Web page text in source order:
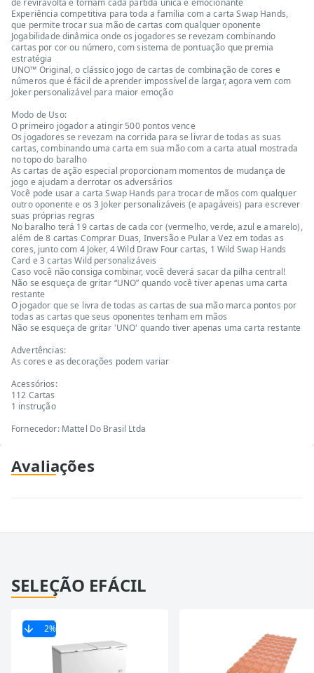
Experiência competitiva para toda a família com a carta Swap Hands,
que permite trocar sua mão de cartas com qualquer oponente
Jogabilidade dinâmica onde os jogadores se revezam combinando
cartas por cor ou número, com sistema de pontuação que premia
estratégia
UNO™ Original, o clássico jogo de cartas de combinação de cores e
números que é fácil de aprender impossível de largar, agora vem com
Joker personalizável ​​para maior emoção
Modo de Uso:
O primeiro jogador a atingir 500 pontos vence
Os jogadores se revezam na corrida para se livrar de todas as suas
cartas, combinando uma carta em sua mão com a carta atual mostrada
no topo do baralho
As cartas de ação especial proporcionam momentos de mudança de
jogo e ajudam a derrotar os adversários
Você pode usar a carta Swap Hands para trocar de mãos com qualquer
outro oponente e os 3 Joker personalizáveis ​​(e apagáveis) para escrever
suas próprias regras
No baralho terá 19 cartas de cada cor (vermelho, verde, azul e amarelo),
além de 8 cartas Comprar Duas, Inversão e Pular a Vez em todas as
cores, junto com 4 Joker, 4 Wild Draw Four cartas, 1 Wild Swap Hands
Card e 3 cartas Wild personalizáveis
Caso você não consiga combinar, você deverá sacar da pilha central!
Não se esqueça de gritar “UNO” quando você tiver apenas uma carta
restante
O jogador que se livra de todas as cartas de sua mão marca pontos por
todas as cartas que seus oponentes tenham em mãos
Não se esqueça de gritar 'UNO' quando tiver apenas uma carta restante
Advertências:
As cores e as decorações podem variar
Acessórios:
112 Cartas
1 instrução
Fornecedor: Mattel Do Brasil Ltda
Avaliações
SELEÇÃO EFÁCIL
2%